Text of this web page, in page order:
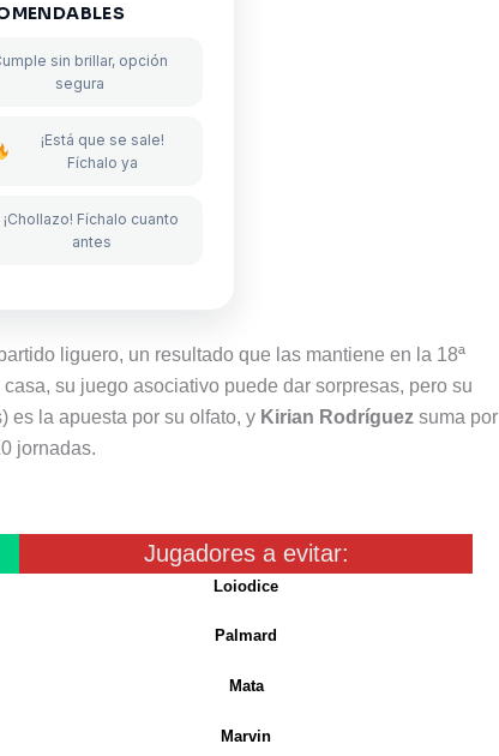
sin brillar, opción
segura
¡Está que se sale!
Fíchalo ya
¡Chollazo! Fíchalo cuanto
antes
liguero, un resultado que las mantiene en la 18ª
su juego asociativo puede dar sorpresas, pero su
es la apuesta por su olfato, y Kirian Rodríguez suma por
jornadas.
Jugadores a evitar:
Loiodice
Palmard
Mata
Marvin